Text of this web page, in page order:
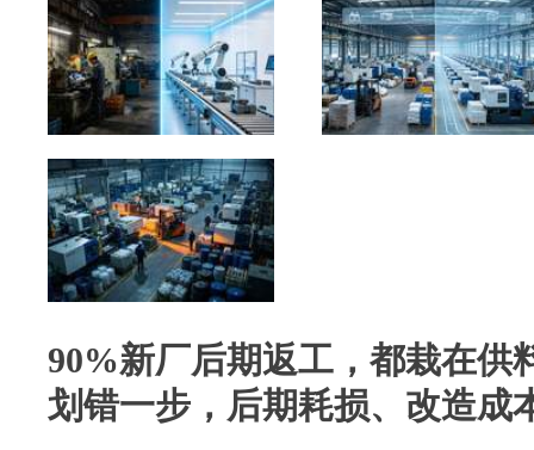
90%新厂后期返工，都栽在供
划错一步，后期耗损、改造成